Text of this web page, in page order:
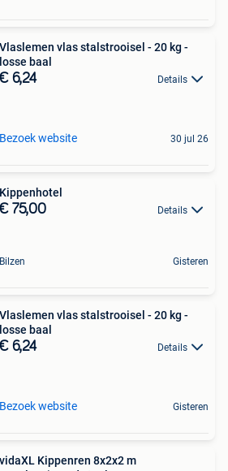
Vlaslemen vlas stalstrooisel - 20 kg -
losse baal
€ 6,24 Details
Bezoek website 30 jul 26
Kippenhotel
€ 75,00 Details
Bilzen Gisteren
Vlaslemen vlas stalstrooisel - 20 kg -
losse baal
€ 6,24 Details
Bezoek website Gisteren
vidaXL Kippenren 8x2x2 m